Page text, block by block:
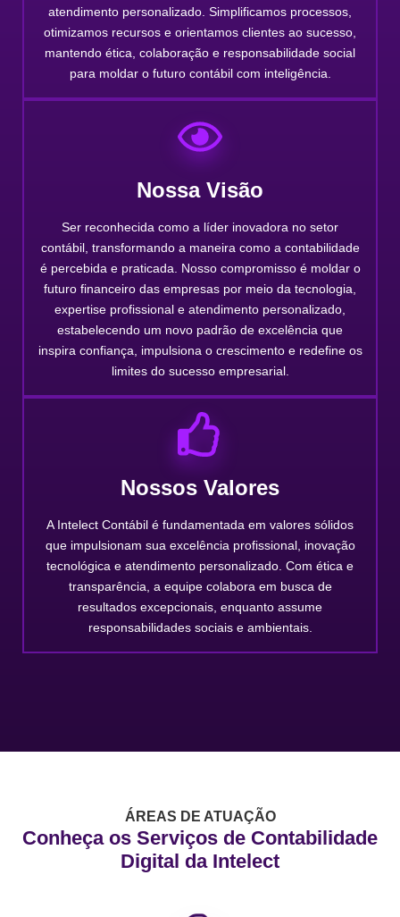
atendimento personalizado. Simplificamos processos,
otimizamos recursos e orientamos clientes ao sucesso,
mantendo ética, colaboração e responsabilidade social
para moldar o futuro contábil com inteligência.
Nossa Visão
Ser reconhecida como a líder inovadora no setor
contábil, transformando a maneira como a contabilidade
é percebida e praticada. Nosso compromisso é moldar o
futuro financeiro das empresas por meio da tecnologia,
expertise profissional e atendimento personalizado,
estabelecendo um novo padrão de excelência que
inspira confiança, impulsiona o crescimento e redefine os
limites do sucesso empresarial.
Nossos Valores
A Intelect Contábil é fundamentada em valores sólidos
que impulsionam sua excelência profissional, inovação
tecnológica e atendimento personalizado. Com ética e
transparência, a equipe colabora em busca de
resultados excepcionais, enquanto assume
responsabilidades sociais e ambientais.
ÁREAS DE ATUAÇÃO
Conheça os Serviços de Contabilidade
Digital da Intelect